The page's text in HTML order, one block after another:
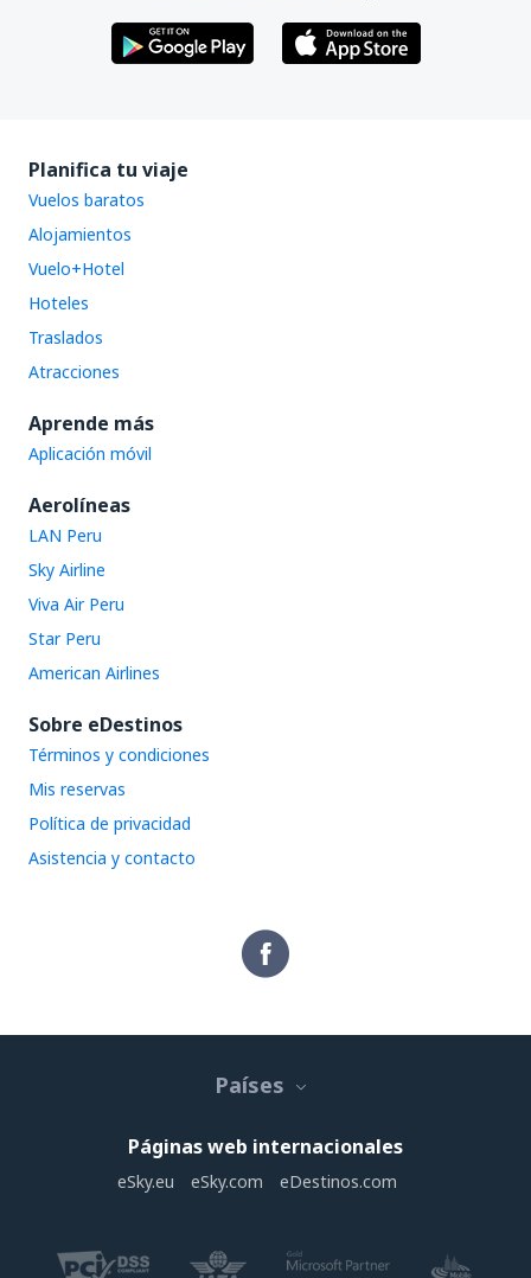
Planifica tu viaje
Vuelos baratos
Alojamientos
Vuelo+Hotel
Hoteles
Traslados
Atracciones
Aprende más
Aplicación móvil
Aerolíneas
LAN Peru
Sky Airline
Viva Air Peru
Star Peru
American Airlines
Sobre eDestinos
Términos y condiciones
Mis reservas
Política de privacidad
Asistencia y contacto
Países
Páginas web internacionales
eSky.eu eSky.com eDestinos.com